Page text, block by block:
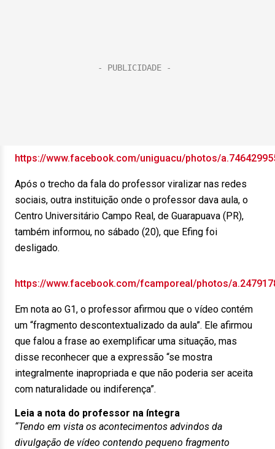
https://www.facebook.com/uniguacu/photos/
Após o trecho da fala do professor viralizar nas redes
sociais, outra instituição onde o professor dava aula, o
Centro Universitário Campo Real, de Guarapuava (PR),
também informou, no sábado (20), que Efing foi
desligado.
https://www.facebook.com/fcamporeal/photos/
Em nota ao G1, o professor afirmou que o vídeo contém
um “fragmento descontextualizado da aula”. Ele afirmou
que falou a frase ao exemplificar uma situação, mas
disse reconhecer que a expressão “se mostra
integralmente inapropriada e que não poderia ser aceita
com naturalidade ou indiferença”.
Leia a nota do professor na íntegra
“Tendo em vista os acontecimentos advindos da
divulgação de vídeo contendo pequeno fragmento